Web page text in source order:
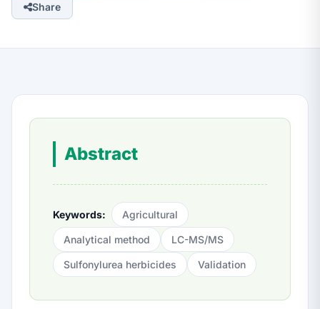
Share
Abstract
Keywords: Agricultural
Analytical method LC-MS/MS
Sulfonylurea herbicides Validation